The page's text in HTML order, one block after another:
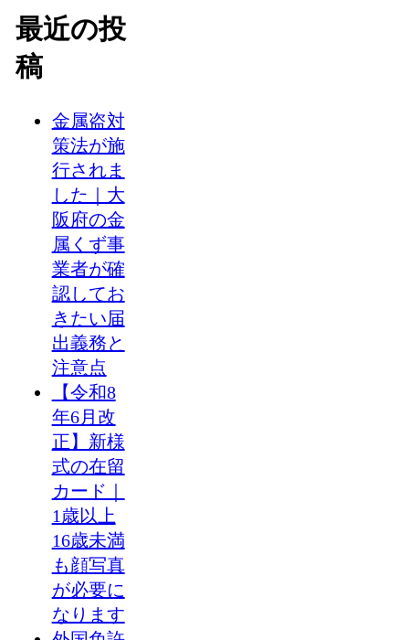
最近の投
稿
金属盗対
策法が施
行されま
した｜大
阪府の金
属くず事
業者が確
認してお
きたい届
出義務と
注意点
【令和8
年6月改
正】新様
式の在留
カード｜
1歳以上
16歳未満
も顔写真
が必要に
なります